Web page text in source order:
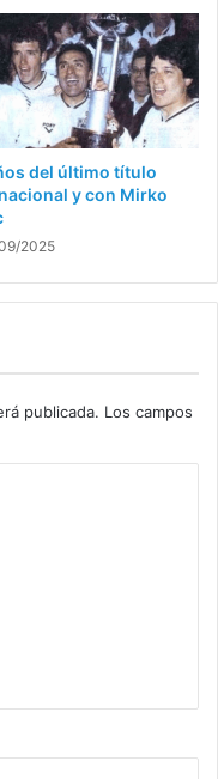
del último título
y con Mirko
2025
publicada. Los campos